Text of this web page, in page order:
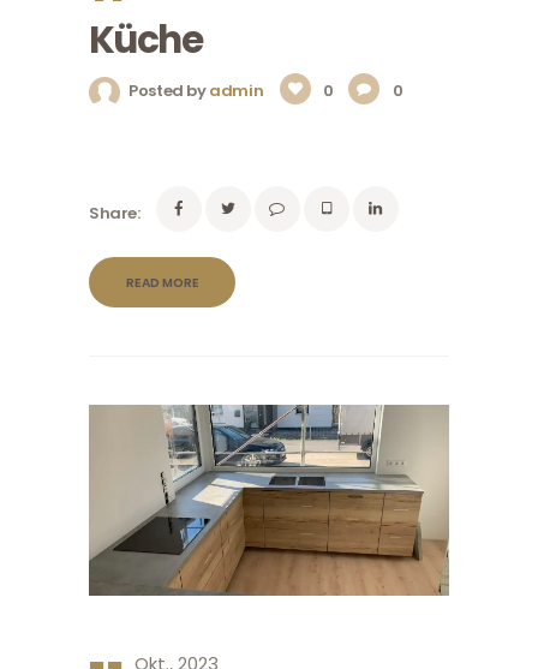
Küche
Posted byadmin 0 0
Share:
READ MORE